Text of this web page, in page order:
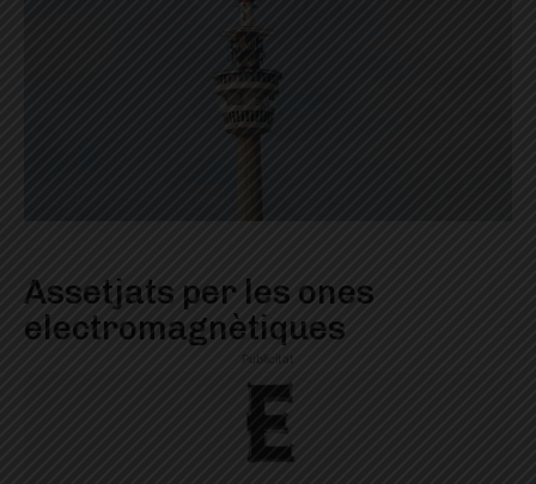
Assetjats per les ones
electromagnètiques
Publicitat